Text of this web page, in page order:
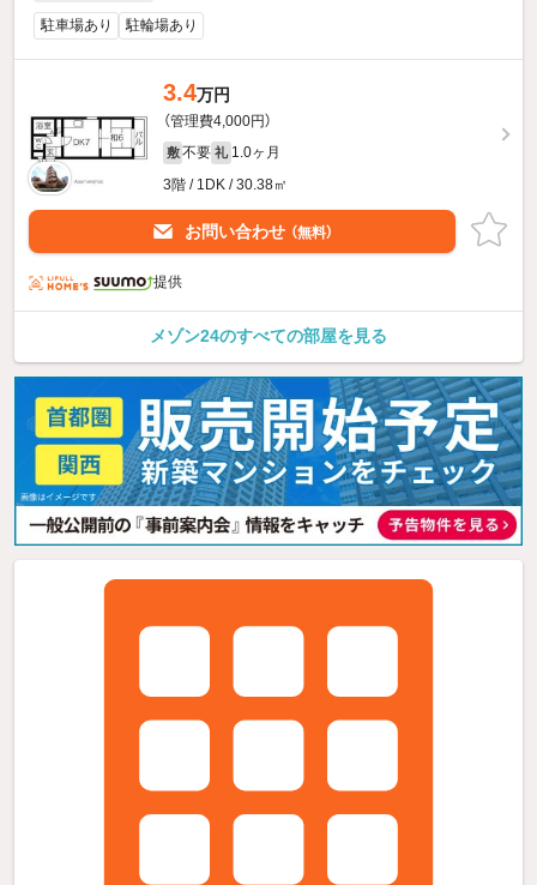
駐車場あり 駐輪場あり
3.4万円
（管理費4,000円）
敷 不要 礼 1.0ヶ月
3階 / 1DK / 30.38㎡
お問い合わせ （無料）
提供
メゾン24のすべての部屋を見る